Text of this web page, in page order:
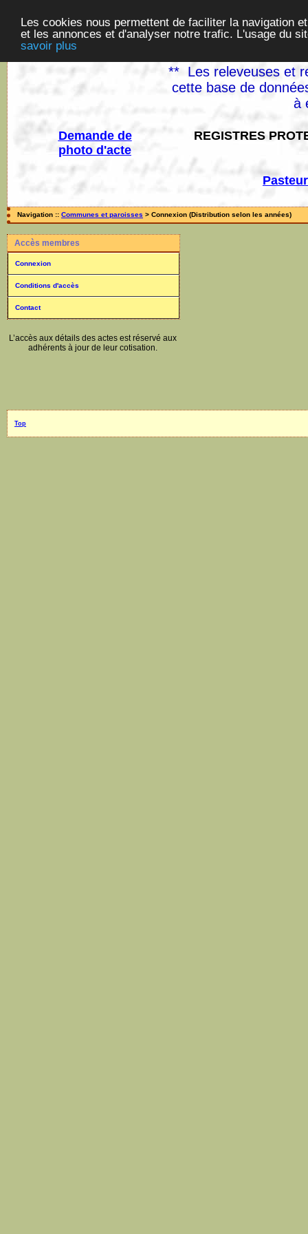
Les cookies nous permettent de faciliter la navigation
et les annonces et d'analyser notre trafic. L'usage du
savoir plus
** Les releveuses et
cette base de
à
Demande de
photo d'acte
REGISTRES
Navigation :: Communes et paroisses > Connexion (Distribution selon les années)
Accès membres
Connexion
Conditions d'accès
Contact
L’accès aux détails des actes est réservé aux
adhérents à jour de leur cotisation.
Top